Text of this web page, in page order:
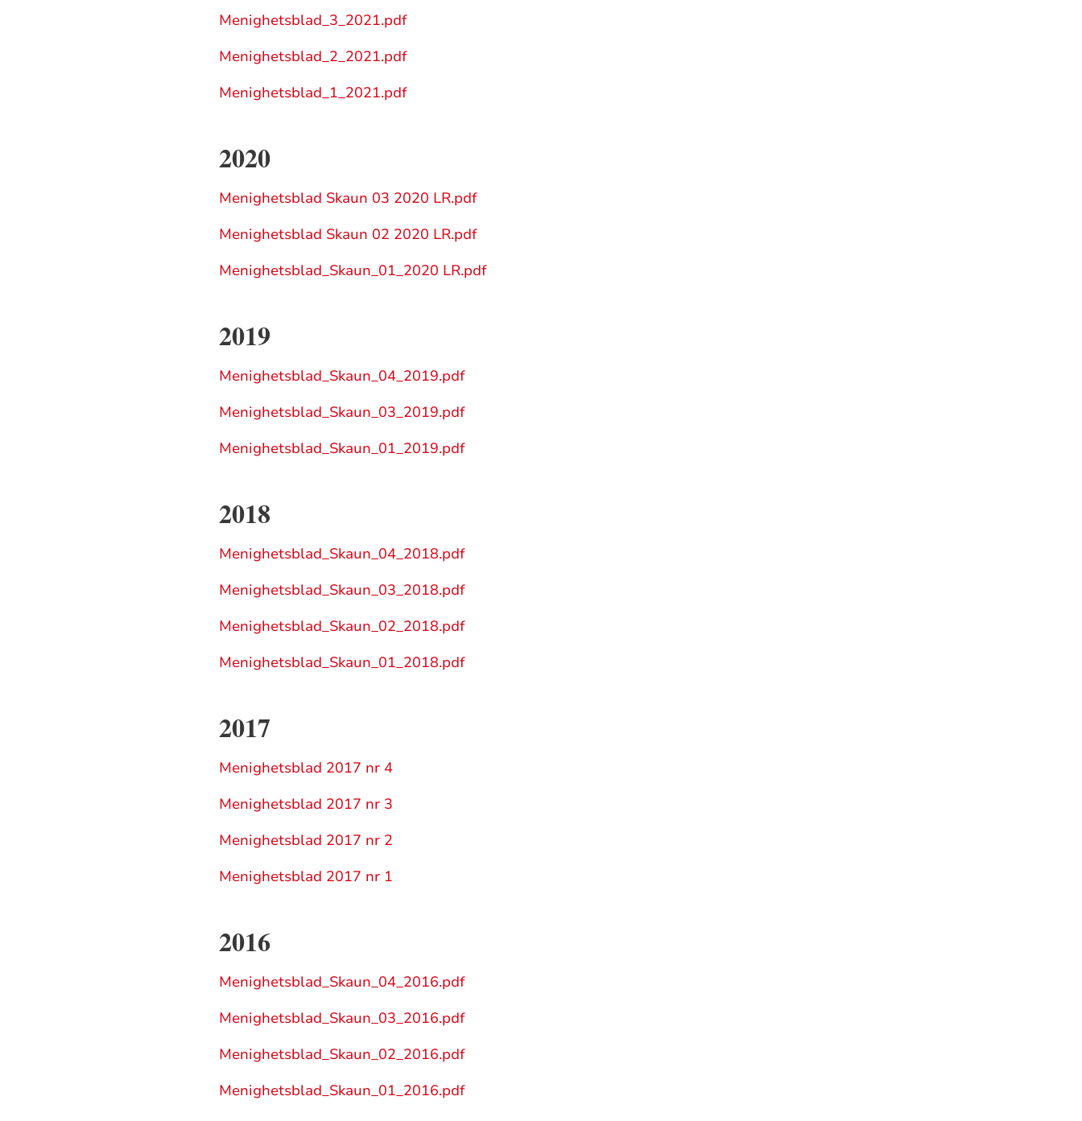
Menighetsblad_3_2021.pdf
Menighetsblad_2_2021.pdf
Menighetsblad_1_2021.pdf
2020
Menighetsblad Skaun 03 2020 LR.pdf
Menighetsblad Skaun 02 2020 LR.pdf
Menighetsblad_Skaun_01_2020 LR.pdf
2019
Menighetsblad_Skaun_04_2019.pdf
Menighetsblad_Skaun_03_2019.pdf
Menighetsblad_Skaun_01_2019.pdf
2018
Menighetsblad_Skaun_04_2018.pdf
Menighetsblad_Skaun_03_2018.pdf
Menighetsblad_Skaun_02_2018.pdf
Menighetsblad_Skaun_01_2018.pdf
2017
Menighetsblad 2017 nr 4
Menighetsblad 2017 nr 3
Menighetsblad 2017 nr 2
Menighetsblad 2017 nr 1
2016
Menighetsblad_Skaun_04_2016.pdf
Menighetsblad_Skaun_03_2016.pdf
Menighetsblad_Skaun_02_2016.pdf
Menighetsblad_Skaun_01_2016.pdf